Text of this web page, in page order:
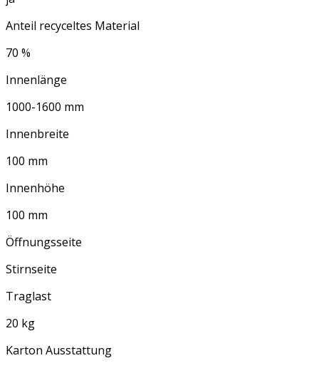
Anteil recyceltes Material
70 %
Innenlänge
1000-1600 mm
Innenbreite
100 mm
Innenhöhe
100 mm
Öffnungsseite
Stirnseite
Traglast
20 kg
Karton Ausstattung